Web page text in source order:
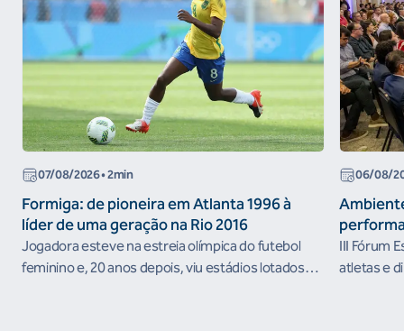
07/08/2026• 2min
Formiga: de pioneira em Atlanta 1996 à
líder de uma geração na Rio 2016
Jogadora esteve na estreia olímpica do futebol
feminino e, 20 anos depois, viu estádios lotados
06/08/
III Fórum
atletas e